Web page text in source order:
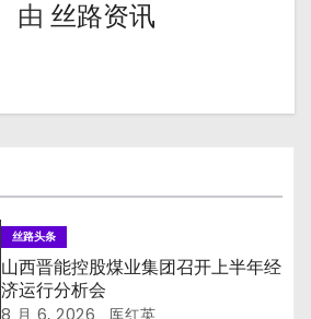
由 丝路资讯
丝路头条
山西晋能控股煤业集团召开上半年经
济运行分析会